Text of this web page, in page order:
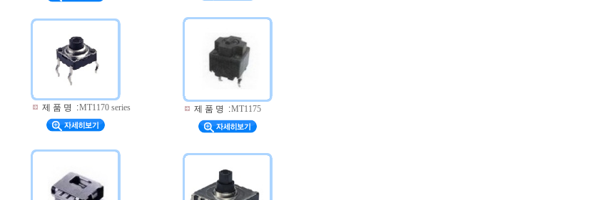
제 품 명 :MT1170 series 제 품 명 :MT1175